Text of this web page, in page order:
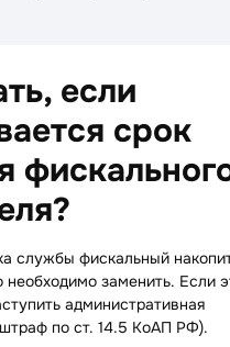
если
срок
службы фискальный
необходимо заменить. Если
административная
по ст. 14.5 КоАП РФ).